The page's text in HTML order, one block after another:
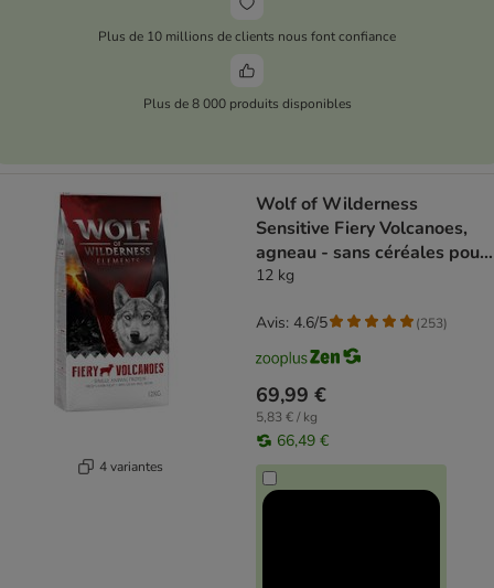
Plus de 10 millions de clients nous font confiance
Plus de 8 000 produits disponibles
4 variantes
Wolf of Wilderness
Sensitive Fiery Volcanoes,
agneau - sans céréales pour
chien
12 kg
69,99 €
5,83 € / kg
66,49 €
Avis: 4.6/5 (253)